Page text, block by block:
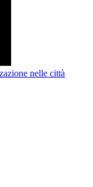
nelle città